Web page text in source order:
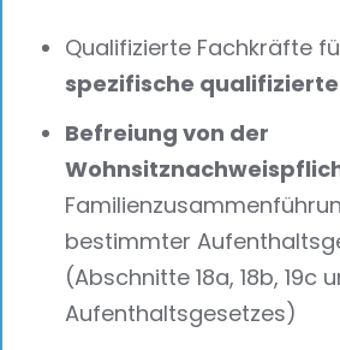
Qualifizierte Fachkräfte
spezifische
Befreiung von der
bestimmter
(Abschnitte 18a, 18b, 19c
Aufenthaltsgesetzes)